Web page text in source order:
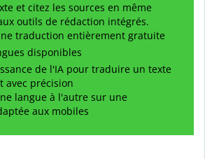
et citez les sources en même
outils de rédaction intégrés.
traduction entièrement gratuite
disponibles
de l'IA pour traduire un texte
avec précision
langue à l'autre sur une
aux mobiles